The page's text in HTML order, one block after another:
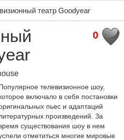
театр Goodyear
0
телевизионное шоу,
включало в себя постановки
пьес и адаптаций
произведений. За
существования шоу в нем
отметиться многие мировые